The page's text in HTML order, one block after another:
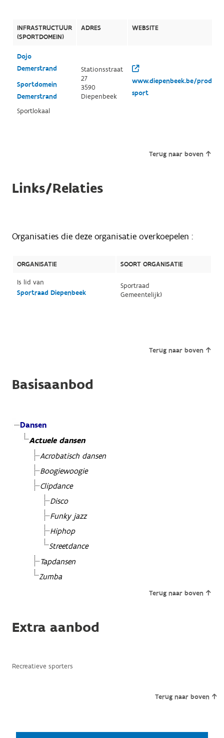
INFRASTRUCTUUR
(SPORTDOMEIN)
ADRES WEBSITE
Dojo
Demerstrand
Sportdomein
Demerstrand
Sportlokaal
Stationsstraat
27
3590
Diepenbeek
www.diepenbeek.be/
sport
Terug naar boven
Links/Relaties
Organisaties die deze organisatie overkoepelen :
ORGANISATIE
SOORT ORGANISATIE
Is lid van
Sportraad Diepenbeek
Sportraad
Gemeentelijk)
Terug naar boven
Basisaanbod
Dansen
Actuele dansen
Acrobatisch dansen
Boogiewoogie
Clipdance
Disco
Funky jazz
Hiphop
Streetdance
Tapdansen
Zumba
Terug naar boven
Extra aanbod
Recreatieve sporters
Terug naar boven